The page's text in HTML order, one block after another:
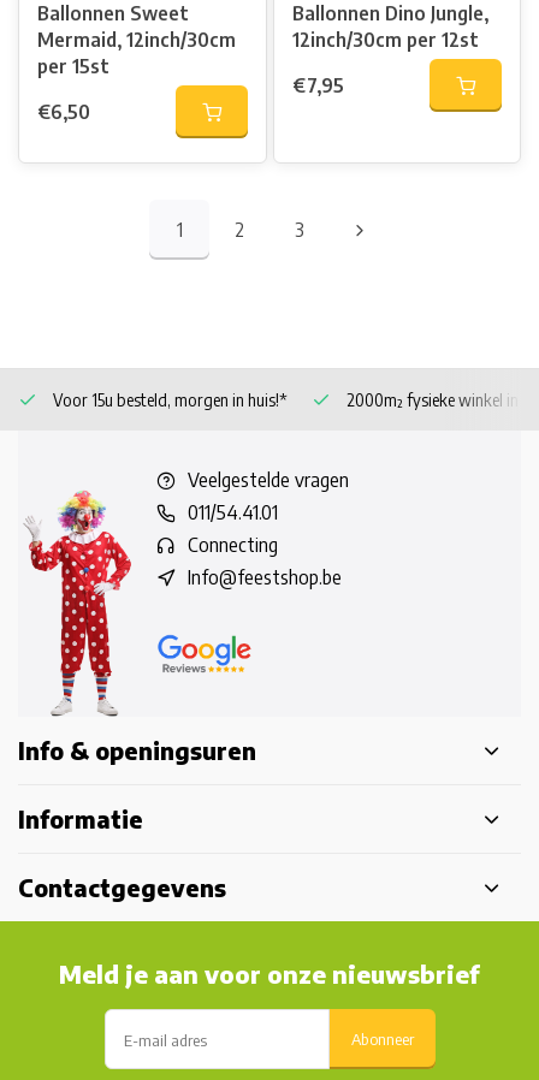
Ballonnen Sweet
Mermaid, 12inch/30cm
per 15st
€6,50
Ballonnen Dino Jungle,
12inch/30cm per 12st
€7,95
1 2 3
Voor 15u besteld, morgen in huis!* 2000m² fysieke winkel in
Veelgestelde vragen
011/54.41.01
Connecting
Info@feestshop.be
Info & openingsuren
Informatie
Contactgegevens
Meld je aan voor onze nieuwsbrief
Abonneer